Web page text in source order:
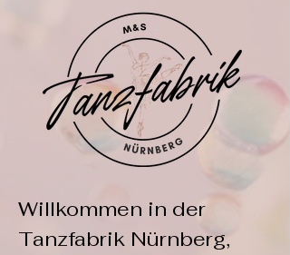
Willkommen in der
Tanzfabrik Nürnberg,